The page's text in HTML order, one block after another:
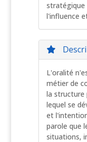
stratégique
l'influence
L'oralité
métier de
la structure
lequel se
et
parole que
situations,